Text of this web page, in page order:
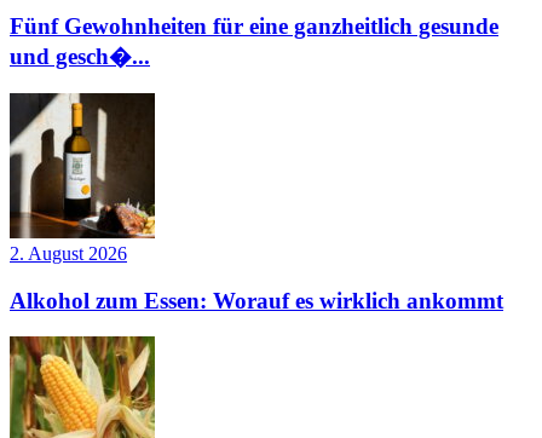
Fünf Gewohnheiten für eine ganzheitlich gesunde
und gesch�...
2. August 2026
Alkohol zum Essen: Worauf es wirklich ankommt